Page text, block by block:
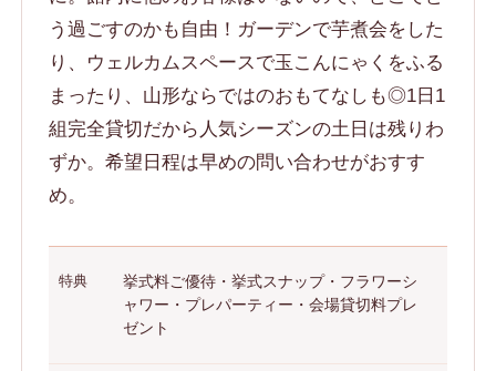
う過ごすのかも自由！ガーデンで芋煮会をした
り、ウェルカムスペースで玉こんにゃくをふる
まったり、山形ならではのおもてなしも◎1日1
組完全貸切だから人気シーズンの土日は残りわ
ずか。希望日程は早めの問い合わせがおすす
め。
特典
挙式料ご優待・挙式スナップ・フラワーシ
ャワー・プレパーティー・会場貸切料プレ
ゼント